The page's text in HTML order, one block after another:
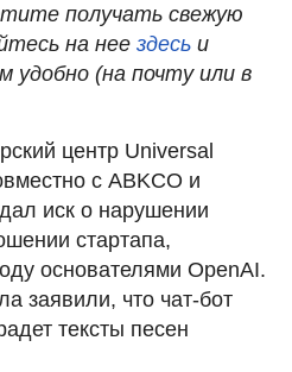
получать свежую
на нее здесь и
удобно (на почту или в
центр Universal
с ABKCO и
иск о нарушении
стартапа,
основателями OpenAI.
заявили, что чат-бот
тексты песен